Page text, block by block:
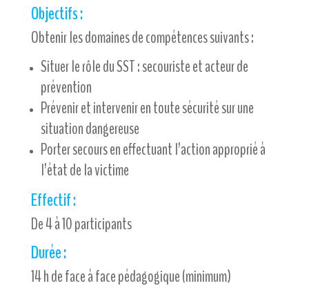
Objectifs :
Obtenir les domaines de compétences suivants :
Situer le rôle du SST : secouriste et acteur de
prévention
Prévenir et intervenir en toute sécurité sur une
situation dangereuse
Porter secours en effectuant l’action approprié à
l’état de la victime
Effectif :
De 4 à 10 participants
Durée :
14 h de face à face pédagogique (minimum)